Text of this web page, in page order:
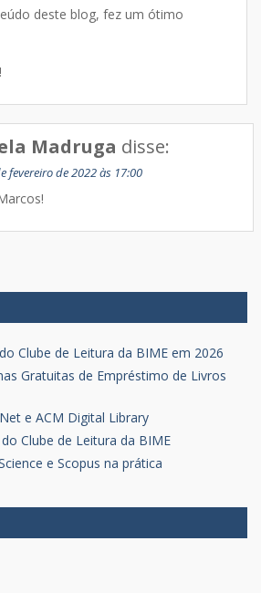
deste blog, fez um ótimo
Madruga disse:
fevereiro de 2022 às 17:00
Clube de Leitura da BIME em 2026
Gratuitas de Empréstimo de Livros
e ACM Digital Library
Clube de Leitura da BIME
e Scopus na prática